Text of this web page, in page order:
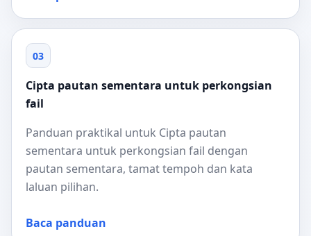
03
Cipta pautan sementara untuk perkongsian
fail
Panduan praktikal untuk Cipta pautan
sementara untuk perkongsian fail dengan
pautan sementara, tamat tempoh dan kata
laluan pilihan.
Baca panduan